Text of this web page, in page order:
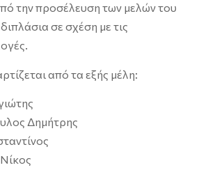
την προσέλευση των μελών του
σε σχέση με τις
από τα εξής μέλη:
Δημήτρης